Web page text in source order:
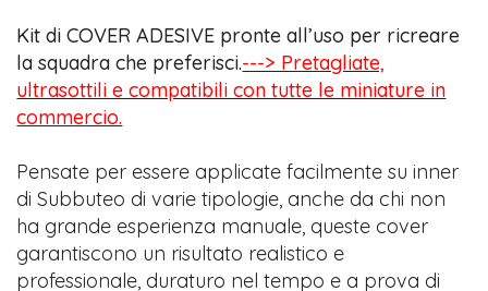
Kit di COVER ADESIVE pronte all’uso per ricreare
la squadra che preferisci.---> Pretagliate,
ultrasottili e compatibili con tutte le miniature in
commercio.
Pensate per essere applicate facilmente su inner
di Subbuteo di varie tipologie, anche da chi non
ha grande esperienza manuale, queste cover
garantiscono un risultato realistico e
professionale, duraturo nel tempo e a prova di